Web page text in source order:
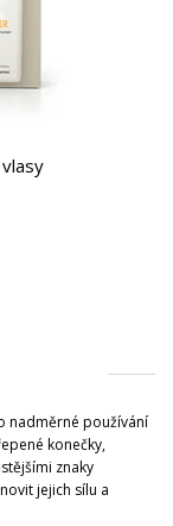
nadměrné používání
konečky,
znaky
jejich sílu a